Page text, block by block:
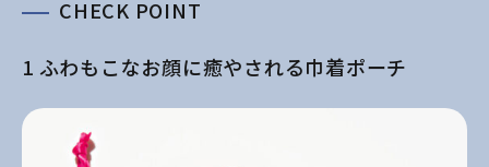
CHECK POINT
1 ふわもこなお顔に癒やされる巾着ポーチ